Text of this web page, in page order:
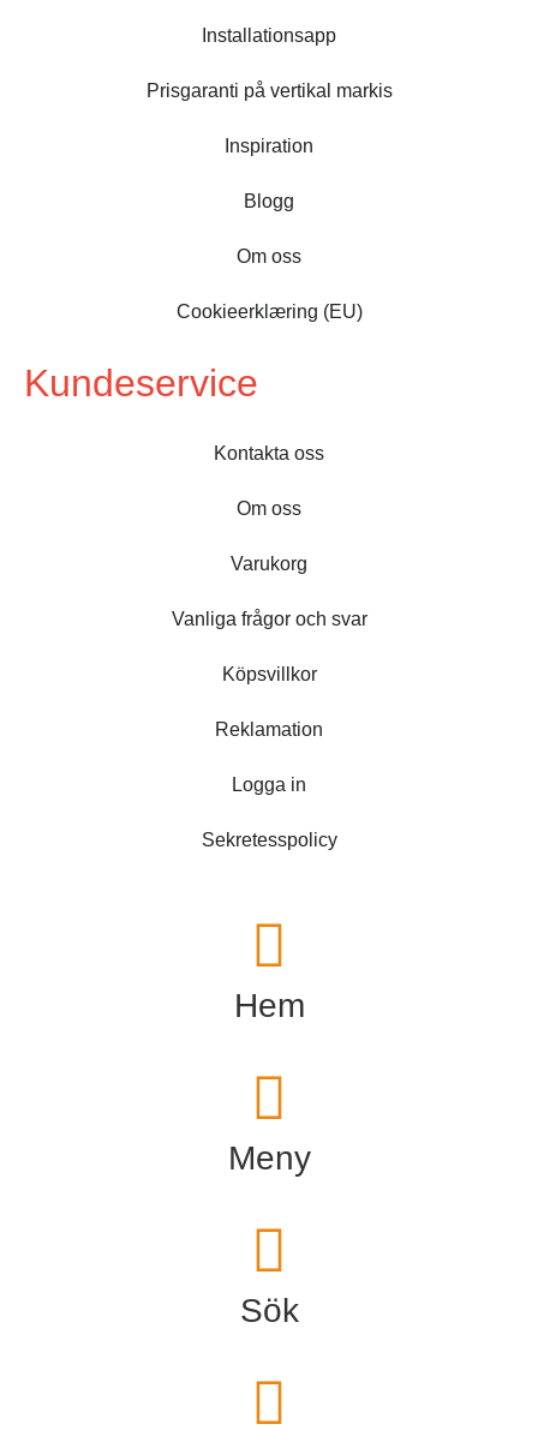
Installationsapp
Prisgaranti på vertikal markis
Inspiration
Blogg
Om oss
Cookieerklæring (EU)
Kundeservice
Kontakta oss
Om oss
Varukorg
Vanliga frågor och svar
Köpsvillkor
Reklamation
Logga in
Sekretesspolicy
Hem
Meny
Sök